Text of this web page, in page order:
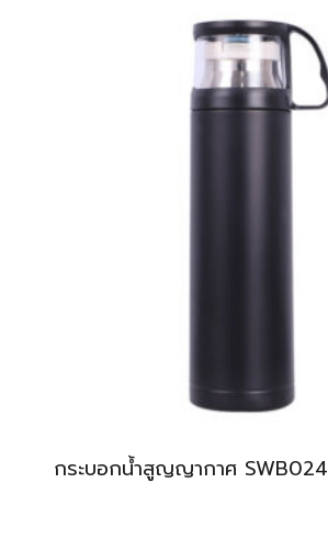
กระบอกน้ำสูญญากาศ SWB024